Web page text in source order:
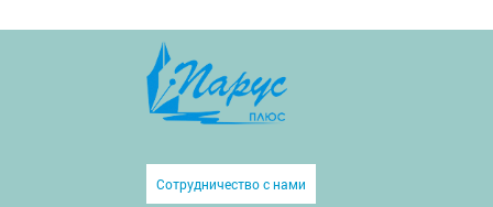
Сотрудничество с нами